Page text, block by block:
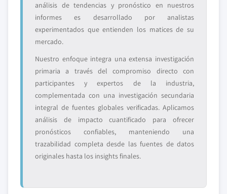
análisis de tendencias y pronóstico en nuestros
informes es desarrollado por analistas
experimentados que entienden los matices de su
mercado.
Nuestro enfoque integra una extensa investigación
primaria a través del compromiso directo con
participantes y expertos de la industria,
complementada con una investigación secundaria
integral de fuentes globales verificadas. Aplicamos
análisis de impacto cuantificado para ofrecer
pronósticos confiables, manteniendo una
trazabilidad completa desde las fuentes de datos
originales hasta los insights finales.